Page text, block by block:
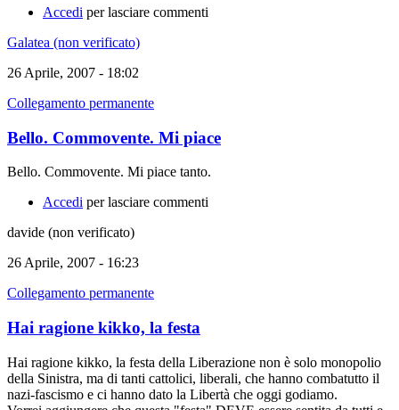
Accedi per lasciare commenti
Galatea (non verificato)
26 Aprile, 2007 - 18:02
Collegamento permanente
Bello. Commovente. Mi piace
Bello. Commovente. Mi piace tanto.
Accedi per lasciare commenti
davide (non verificato)
26 Aprile, 2007 - 16:23
Collegamento permanente
Hai ragione kikko, la festa
Hai ragione kikko, la festa della Liberazione non è solo monopolio
della Sinistra, ma di tanti cattolici, liberali, che hanno combatutto il
nazi-fascismo e ci hanno dato la Libertà che oggi godiamo.